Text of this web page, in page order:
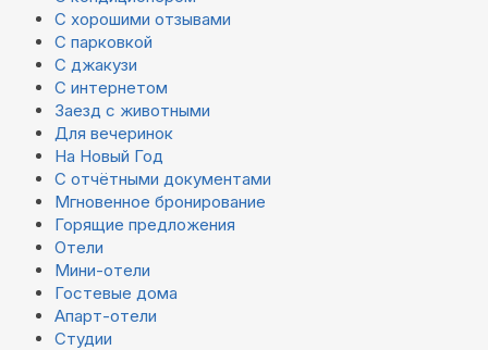
С хорошими отзывами
С парковкой
С джакузи
С интернетом
Заезд с животными
Для вечеринок
На Новый Год
С отчётными документами
Мгновенное бронирование
Горящие предложения
Отели
Мини-отели
Гостевые дома
Апарт-отели
Студии